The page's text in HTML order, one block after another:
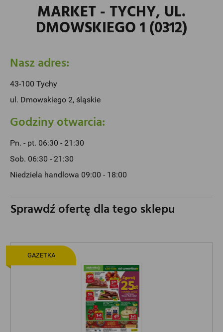
MARKET - TYCHY, UL.
DMOWSKIEGO 1 (0312)
Nasz adres:
43-100 Tychy
ul. Dmowskiego 2, śląskie
Godziny otwarcia:
Pn. - pt. 06:30 - 21:30
Sob. 06:30 - 21:30
Niedziela handlowa 09:00 - 18:00
Sprawdź ofertę dla tego sklepu
GAZETKA